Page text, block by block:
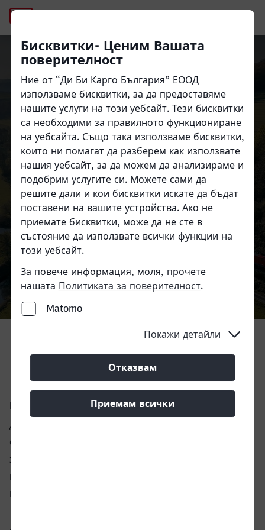
Call back
metaNavi
Бисквитки- Ценим Вашата
поверителност
Ние от “Ди Би Карго България” ЕООД
използваме бисквитки, за да предоставяме
нашите услуги на този уебсайт. Тези бисквитки
са необходими за правилното функциониране
на уебсайта. Също така използваме бисквитки,
които ни помагат да разберем как използвате
нашия уебсайт, за да можем да анализираме и
подобрим услугите си. Можете сами да
решите дали и кои бисквитки искате да бъдат
поставени на вашите устройства. Ако не
приемате бисквитки, може да не сте в
състояние да използвате всички функции на
този уебсайт.
За повече информация, моля, прочете
нашата Политиката за поверителност.
Matomo
Покажи детайли
Отказвам
Приемам всички
Ди Би Карго България
В България и по целия свят
Правила и условия
Данни на фирмата
Обработка на данни
Управление на анализа
Подаване на сигнали за нередности
Кодекс на поведение